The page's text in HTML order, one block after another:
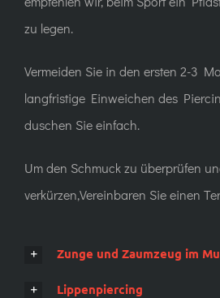
zu legen.
Vermeiden Sie in den ersten 2-3
langfristige Einweichen des
duschen Sie einfach.
Um den Schmuck zu überprüfen
verkürzen,Vereinbaren Sie einen
Zunge und Zaumzeug im
Lippenpiercing